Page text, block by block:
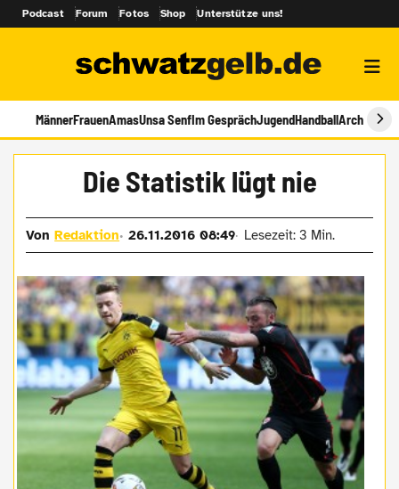
Podcast Forum Fotos Shop Unterstütze uns!
MännerFrauenAmasUnsa SenfIm GesprächJugendHandballArchiv
Die Statistik lügt nie
VonRedaktion 26.11.2016 08:49 Lesezeit: 3 Min.